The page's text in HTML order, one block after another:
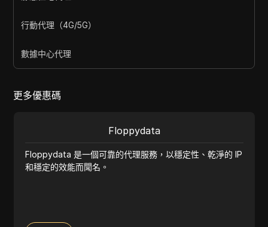
行動代理（4G/5G）
數據中心代理
更多優惠碼
Floppydata
Floppydata 是一個可靠的代理服務，以穩定性、乾淨的 IP
和穩定的效能而聞名。